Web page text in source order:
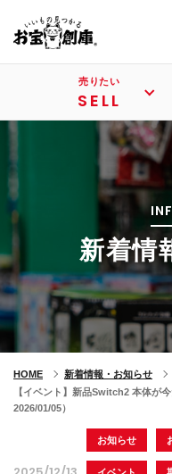
売りたい
SELL
新着情
HOME
新着情報・お知らせ
【イベント】新品Switch2 本体が
2026/01/05）
お知らせ